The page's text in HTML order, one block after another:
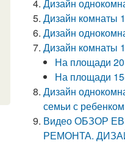
Дизайн
Дизайн комнаты
Дизайн
Дизайн комнаты
На площади 20
На площади
Дизайн
семьи с ребенком
Видео ОБЗОР
РЕМОНТА.